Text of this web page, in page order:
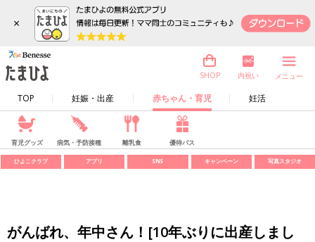
×
TOP 妊娠・出産 赤ちゃん・育児 妊活
SHOP 内祝い メニュー
育児グッズ 病気・予防接種 離乳食 優待パス
ひよこクラブ アプリ SNS キャンペーン 写真スタジオ
がんばれ、年中さん！[10年ぶりに出産しまし